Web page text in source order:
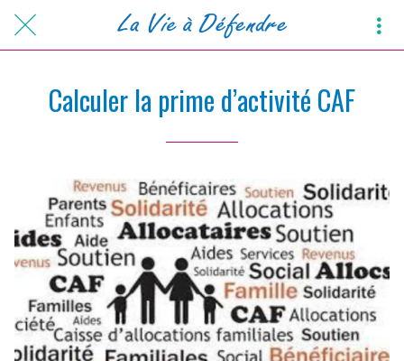
Calculer la prime d’activité CAF